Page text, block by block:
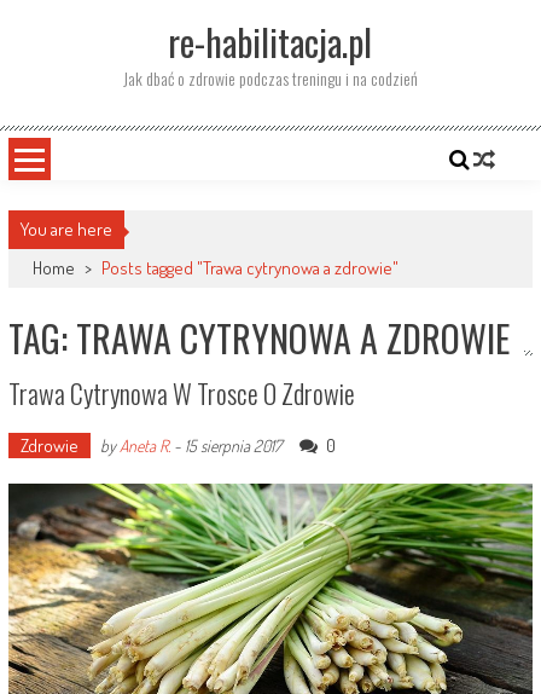
re-habilitacja.pl
Jak dbać o zdrowie podczas treningu i na codzień
You are here
Home > Posts tagged "Trawa cytrynowa a zdrowie"
TAG: TRAWA CYTRYNOWA A ZDROWIE
Trawa Cytrynowa W Trosce O Zdrowie
Zdrowie byAneta R.- 15 sierpnia 2017 0